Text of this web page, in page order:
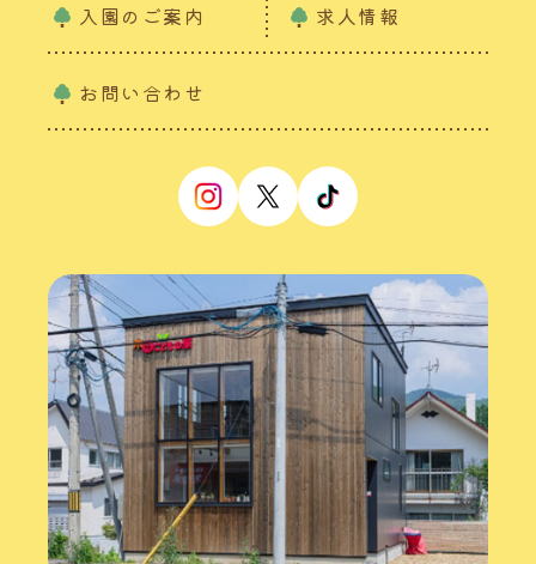
入園のご案内 求人情報
お問い合わせ